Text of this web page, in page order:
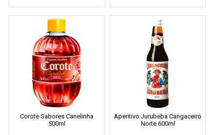
Corote Sabores Canelinha
500ml
Aperitivo Jurubeba Cangaceiro
Norte 600ml